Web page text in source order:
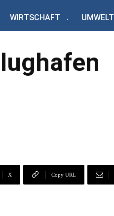
WIRTSCHAFT UMWELT
X Copy URL